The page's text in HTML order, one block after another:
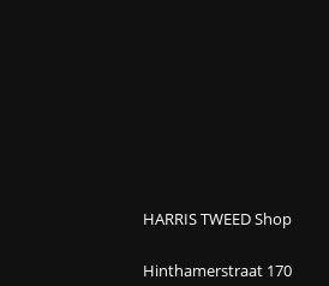
HARRIS TWEED Shop
Hinthamerstraat 170